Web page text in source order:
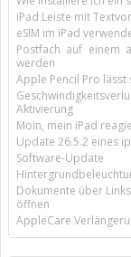
iPad Leiste mit
eSIM im iPad
Postfach auf einem
werden
Apple Pencil Pro lässt
Aktivierung
Moin, mein iPad
Update 26.5.2 eines
Software-Update
Dokumente über
öffnen
AppleCare